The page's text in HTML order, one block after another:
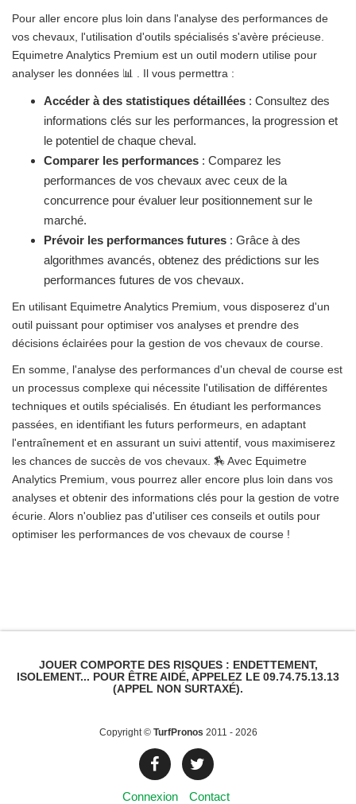
Pour aller encore plus loin dans l'analyse des performances de
vos chevaux, l'utilisation d'outils spécialisés s'avère précieuse.
Equimetre Analytics Premium est un outil modern utilise pour
analyser les données 📊 . Il vous permettra :
Accéder à des statistiques détaillées : Consultez des
informations clés sur les performances, la progression et
le potentiel de chaque cheval.
Comparer les performances : Comparez les
performances de vos chevaux avec ceux de la
concurrence pour évaluer leur positionnement sur le
marché.
Prévoir les performances futures : Grâce à des
algorithmes avancés, obtenez des prédictions sur les
performances futures de vos chevaux.
En utilisant Equimetre Analytics Premium, vous disposerez d'un
outil puissant pour optimiser vos analyses et prendre des
décisions éclairées pour la gestion de vos chevaux de course.
En somme, l'analyse des performances d'un cheval de course est
un processus complexe qui nécessite l'utilisation de différentes
techniques et outils spécialisés. En étudiant les performances
passées, en identifiant les futurs performeurs, en adaptant
l'entraînement et en assurant un suivi attentif, vous maximiserez
les chances de succès de vos chevaux. 🏇 Avec Equimetre
Analytics Premium, vous pourrez aller encore plus loin dans vos
analyses et obtenir des informations clés pour la gestion de votre
écurie. Alors n'oubliez pas d'utiliser ces conseils et outils pour
optimiser les performances de vos chevaux de course !
JOUER COMPORTE DES RISQUES : ENDETTEMENT,
ISOLEMENT... POUR ÊTRE AIDÉ, APPELEZ LE 09.74.75.13.13
(APPEL NON SURTAXÉ).
Copyright © TurfPronos 2011 - 2026
Connexion Contact